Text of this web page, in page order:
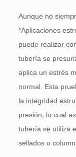
Aunque no
*Aplicaciones
puede realizar
tubería se
aplica un estrés
normal. Esta
la integridad
presión, lo cual
tubería se utiliza
sellados o